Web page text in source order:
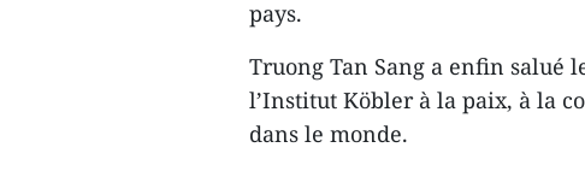
pays.
Truong Tan Sang a enfin salué
l’Institut Köbler à la paix, à la
dans le monde.